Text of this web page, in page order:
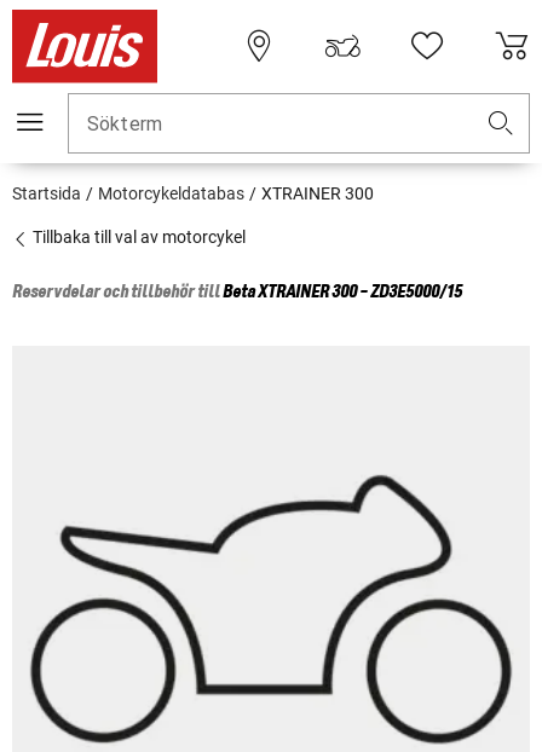
Sökterm
Startsida Motorcykeldatabas XTRAINER 300
Tillbaka till val av motorcykel
Reservdelar och tillbehör tillBetaXTRAINER 300 - ZD3E5000/15